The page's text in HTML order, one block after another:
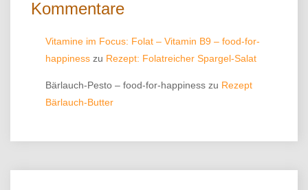
Kommentare
Vitamine im Focus: Folat – Vitamin B9 – food-for-
happiness zu Rezept: Folatreicher Spargel-Salat
Bärlauch-Pesto – food-for-happiness zu Rezept
Bärlauch-Butter